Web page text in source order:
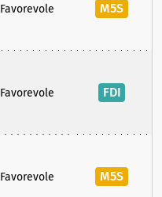
Favorevole M5S
Favorevole FDI
Favorevole M5S